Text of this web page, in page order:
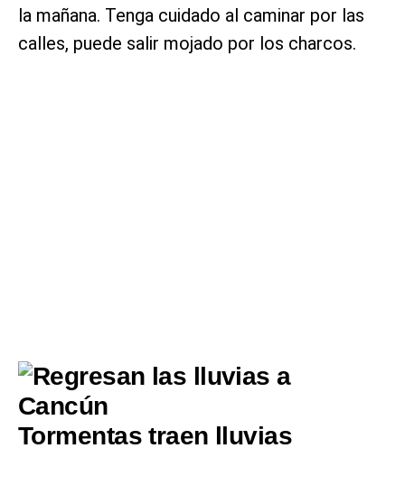
la mañana. Tenga cuidado al caminar por las
calles, puede salir mojado por los charcos.
Tormentas traen lluvias